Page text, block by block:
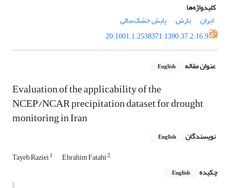
کلیدواژه‌ها
ایران
بارش
پایش خشک‌سالی
20.1001.1.2538371.1390.37.2.16.9
عنوان مقاله English
Evaluation of the applicability of the
NCEP/NCAR precipitation dataset for drought
monitoring in Iran
نویسندگان English
Tayeb Raziei1 Ebrahim Fatahi2
چکیده English